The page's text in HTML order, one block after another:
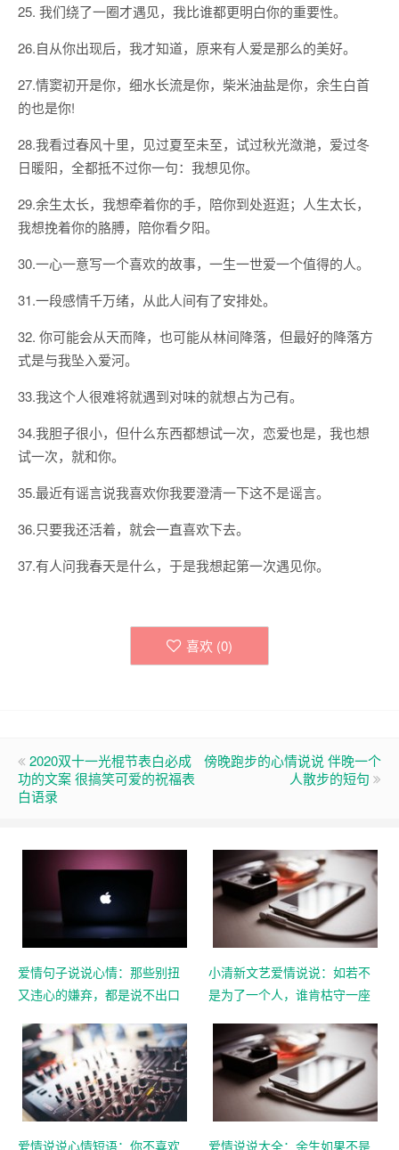
25. 我们绕了一圈才遇见，我比谁都更明白你的重要性。
26.自从你出现后，我才知道，原来有人爱是那么的美好。
27.情窦初开是你，细水长流是你，柴米油盐是你，余生白首
的也是你!
28.我看过春风十里，见过夏至未至，试过秋光潋滟，爱过冬
日暖阳，全都抵不过你一句：我想见你。
29.余生太长，我想牵着你的手，陪你到处逛逛；人生太长，
我想挽着你的胳膊，陪你看夕阳。
30.一心一意写一个喜欢的故事，一生一世爱一个值得的人。
31.一段感情千万绪，从此人间有了安排处。
32. 你可能会从天而降，也可能从林间降落，但最好的降落方
式是与我坠入爱河。
33.我这个人很难将就遇到对味的就想占为己有。
34.我胆子很小，但什么东西都想试一次，恋爱也是，我也想
试一次，就和你。
35.最近有谣言说我喜欢你我要澄清一下这不是谣言。
36.只要我还活着，就会一直喜欢下去。
37.有人问我春天是什么，于是我想起第一次遇见你。
喜欢 (0)
2020双十一光棍节表白必成
功的文案 很搞笑可爱的祝福表
白语录
傍晚跑步的心情说说 伴晚一个
人散步的短句
爱情句子说说心情：那些别扭
又违心的嫌弃，都是说不出口
小清新文艺爱情说说：如若不
是为了一个人，谁肯枯守一座
爱情说说心情短语：你不喜欢 爱情说说大全：余生如果不是